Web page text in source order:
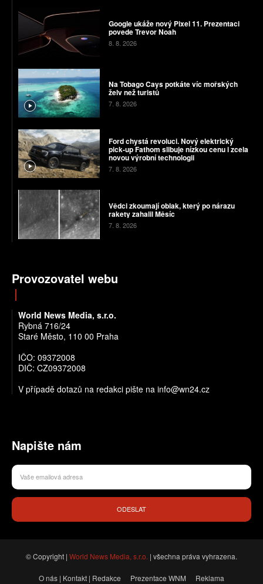
Google ukáže nový Pixel 11. Prezentaci
povede Trevor Noah
8. 8. 2026
Na Tobago Cays potkáte víc mořských
želv než turistů
7. 8. 2026
Ford chystá revoluci. Nový elektrický
pick-up Fathom slibuje nízkou cenu i zcela
novou výrobní technologii
7. 8. 2026
Vědci zkoumají oblak, který po nárazu
rakety zahalil Měsíc
7. 8. 2026
Provozovatel webu
World News Media, s.r.o.
Rybná 716/24
Staré Město, 110 00 Praha
IČO: 09372008
DIČ: CZ09372008
V případě dotazů na redakci pište na info@wn24.cz
Napište nám
ODESLAT
© Copyright | World News Media, s.r.o. | všechna práva vyhrazena.
O nás | Kontakt | Redakce Prezentace WNM Reklama